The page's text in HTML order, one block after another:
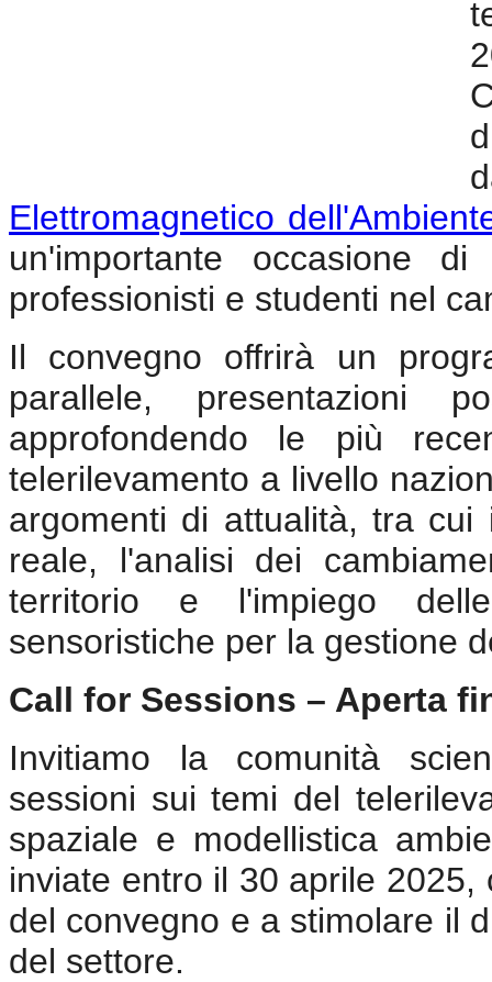
Elettromagnetico
un'importante occasione
professionisti e studenti nel
Il convegno offrirà un
parallele, presentazioni
approfondendo le più
telerilevamento a livello
argomenti di attualità, tra
reale, l'analisi dei
territorio e l'impiego
sensoristiche per la gestione
Call for Sessions – Aperta
Invitiamo la comunità
sessioni sui temi del
spaziale e modellistica
inviate entro il 30 aprile
del convegno e a stimolare il
del settore.